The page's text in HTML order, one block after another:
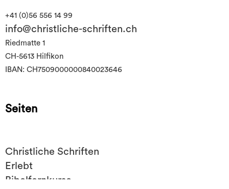
+41 (0)56 556 14 99
info@christliche-schriften.ch
Riedmatte 1
CH-5613 Hilfikon
IBAN: CH7509000000840023646
Seiten
Christliche Schriften
Erlebt
Bibelfernkurse